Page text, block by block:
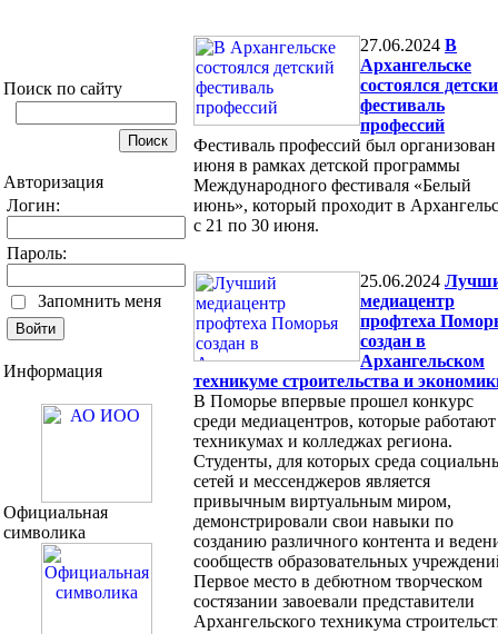
Поиск по сайту
Авторизация
Логин:
Пароль:
Запомнить меня
Информация
Официальная
символика
27.06.2024 В
Архангельске
состоялся
фестиваль
профессий
Фестиваль профессий был
июня в рамках детской программы
Международного фестиваля «Белый
июнь», который проходит в
с 21 по 30 июня.
25.06.2024
медиацентр
профтеха
создан в
Архангельском
техникуме строительства и
В Поморье впервые прошел конкурс
среди медиацентров, которые
техникумах и колледжах региона.
Студенты, для которых среда
сетей и мессенджеров является
привычным виртуальным миром,
демонстрировали свои навыки по
созданию различного контента и
сообществ образовательных
Первое место в дебютном творческом
состязании завоевали представители
Архангельского техникума